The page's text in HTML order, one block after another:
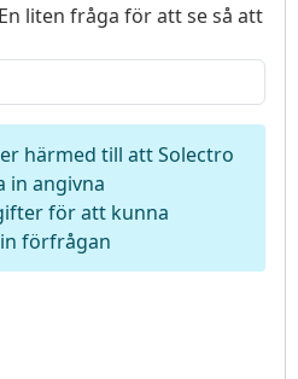
liten fråga för att se så att
härmed till att Solectro
in angivna
för att kunna
förfrågan